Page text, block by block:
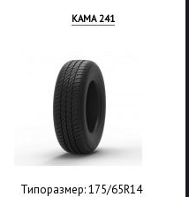
КАМА 241
Типоразмер: 175/65R14